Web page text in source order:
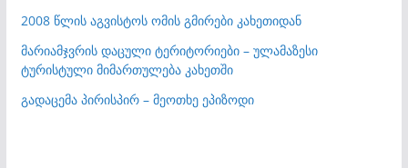
2008 წლის აგვისტოს ომის გმირები კახეთიდან
მარიამჯვრის დაცული ტერიტორიები – ულამაზესი
ტურისტული მიმართულება კახეთში
გადაცემა პირისპირ – მეოთხე ეპიზოდი